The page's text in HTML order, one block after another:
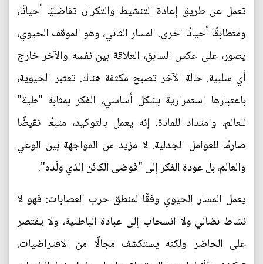
تعمل عن طريق إعادة التنشيط والتكرار، تفاضليًا أحيانًا،
ومتطابقًا أحيانًا اخرى. المسار الثاني، وهو الموقف الحيوي،
يصور، على عكس السابق، العلاقة بين نفسه والآخر خارج
أي سلبية. حالة الآخر تصبح مكثفة هناك. تعتبر الحيوية،
باعتبارها استمرارية بشكل أساسي، الفكر بمثابة "طية"
للعالم، وامتداد للمادة. إنه يعمل بالتوكيد، متبعًا نقيضًا
صارمًا للعوامل الجدلية. لا مزيد من المواجهة بين الوعي
والعالم، بل عودة الفكر إلى "فوضى الكائن الذي ولّده".
يعمل المسار الحيوي وفقًا لمنطق حرب العصابات: فهو لا
نشاط نضالي ولا انسحاب إلى عبادة الباطنية، ولا يقتصر
على الحاضر ولكنه يستكشف مجالًا من الافتراضيات.